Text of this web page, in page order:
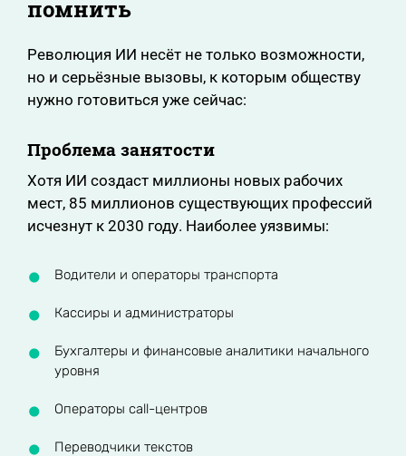
помнить
Революция ИИ несёт не только возможности,
но и серьёзные вызовы, к которым обществу
нужно готовиться уже сейчас:
Проблема занятости
Хотя ИИ создаст миллионы новых рабочих
мест, 85 миллионов существующих профессий
исчезнут к 2030 году. Наиболее уязвимы:
Водители и операторы транспорта
Кассиры и администраторы
Бухгалтеры и финансовые аналитики начального
уровня
Операторы call-центров
Переводчики текстов